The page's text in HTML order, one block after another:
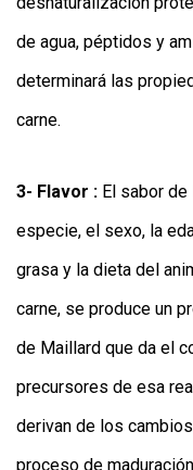
de agua, péptidos y
determinará las
carne.
3- Flavor : El sabor
especie, el sexo, la
grasa y la dieta del
carne, se produce un
de Maillard que da el
precursores de esa
derivan de los
proceso de